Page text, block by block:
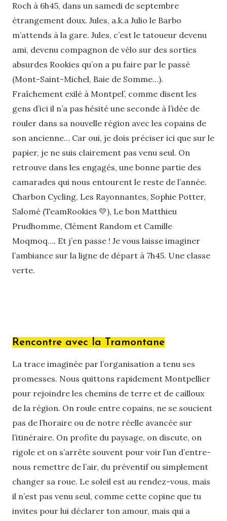
Roch à 6h45, dans un samedi de septembre
étrangement doux. Jules, a.k.a Julio le Barbo
m’attends à la gare. Jules, c’est le tatoueur devenu
ami, devenu compagnon de vélo sur des sorties
absurdes Rookies qu’on a pu faire par le passé
(Mont-Saint-Michel, Baie de Somme…).
Fraîchement exilé à Montpel’, comme disent les
gens d’ici il n’a pas hésité une seconde à l’idée de
rouler dans sa nouvelle région avec les copains de
son ancienne… Car oui, je dois préciser ici que sur le
papier, je ne suis clairement pas venu seul. On
retrouve dans les engagés, une bonne partie des
camarades qui nous entourent le reste de l’année.
Charbon Cycling, Les Rayonnantes, Sophie Potter,
Salomé (TeamRookies 💛), Le bon Matthieu
Prudhomme, Clément Random et Camille
Moqmoq…. Et j’en passe ! Je vous laisse imaginer
l’ambiance sur la ligne de départ à 7h45. Une classe
verte.
Rencontre avec la Tramontane
La trace imaginée par l’organisation a tenu ses
promesses. Nous quittons rapidement Montpellier
pour rejoindre les chemins de terre et de cailloux
de la région. On roule entre copains, ne se soucient
pas de l’horaire ou de notre réelle avancée sur
l’itinéraire. On profite du paysage, on discute, on
rigole et on s’arrête souvent pour voir l’un d’entre-
nous remettre de l’air, du préventif ou simplement
changer sa roue. Le soleil est au rendez-vous, mais
il n’est pas venu seul, comme cette copine que tu
invites pour lui déclarer ton amour, mais qui a